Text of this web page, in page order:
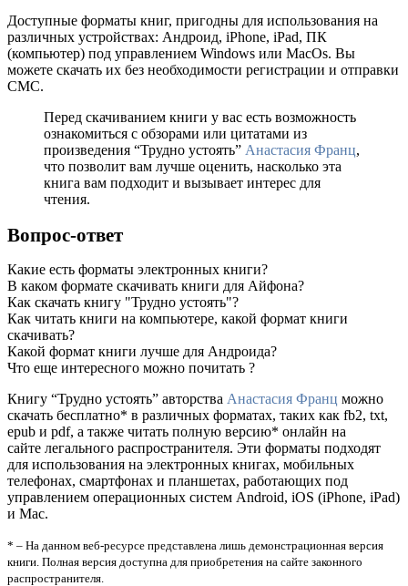
Доступные форматы книг, пригодны для использования на
различных устройствах: Андроид, iPhone, iPad, ПК
(компьютер) под управлением Windows или MacOs. Вы
можете скачать их без необходимости регистрации и отправки
СМС.
Перед скачиванием книги у вас есть возможность
ознакомиться с обзорами или цитатами из
произведения “Трудно устоять” Анастасия Франц,
что позволит вам лучше оценить, насколько эта
книга вам подходит и вызывает интерес для
чтения.
Вопрос-ответ
Какие есть форматы электронных книги?
В каком формате скачивать книги для Айфона?
Как скачать книгу "Трудно устоять"?
Как читать книги на компьютере, какой формат книги
скачивать?
Какой формат книги лучше для Андроида?
Что еще интересного можно почитать ?
Книгу “Трудно устоять” авторства Анастасия Франц можно
скачать бесплатно* в различных форматах, таких как fb2, txt,
epub и pdf, а также читать полную версию* онлайн на
сайте легального распространителя. Эти форматы подходят
для использования на электронных книгах, мобильных
телефонах, смартфонах и планшетах, работающих под
управлением операционных систем Android, iOS (iPhone, iPad)
и Mac.
* – На данном веб-ресурсе представлена лишь демонстрационная версия
книги. Полная версия доступна для приобретения на сайте законного
распространителя.